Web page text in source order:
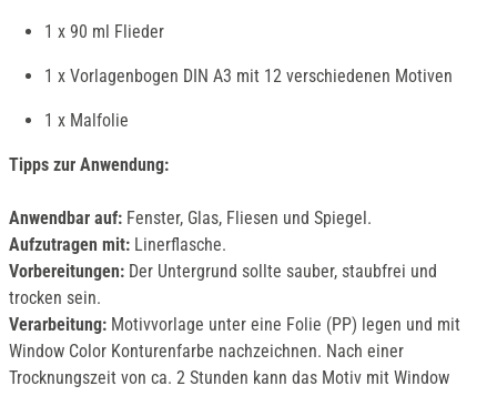
1 x 90 ml Flieder
1 x Vorlagenbogen DIN A3 mit 12 verschiedenen Motiven
1 x Malfolie
Tipps zur Anwendung:
Anwendbar auf: Fenster, Glas, Fliesen und Spiegel.
Aufzutragen mit: Linerflasche.
Vorbereitungen: Der Untergrund sollte sauber, staubfrei und
trocken sein.
Verarbeitung: Motivvorlage unter eine Folie (PP) legen und mit
Window Color Konturenfarbe nachzeichnen. Nach einer
Trocknungszeit von ca. 2 Stunden kann das Motiv mit Window